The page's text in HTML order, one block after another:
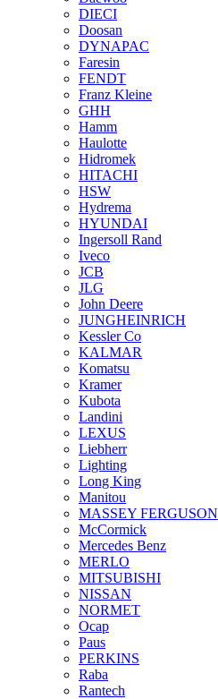
DIECI
Doosan
DYNAPAC
Faresin
FENDT
Franz Kleine
GHH
Hamm
Haulotte
Hidromek
HITACHI
HSW
Hydrema
HYUNDAI
Ingersoll Rand
Iveco
JCB
JLG
John Deere
JUNGHEINRICH
Kessler Co
KALMAR
Komatsu
Kramer
Kubota
Landini
LEXUS
Liebherr
Lighting
Long King
Manitou
MASSEY FERGUSON
McCormick
Mercedes Benz
MERLO
MITSUBISHI
NISSAN
NORMET
Ocap
Paus
PERKINS
Raba
Rantech